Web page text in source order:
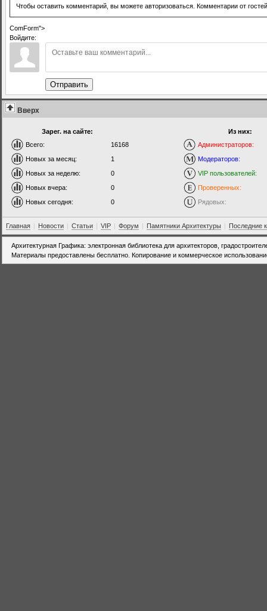
Чтобы оставить комментарий, вы можете авторизоваться. Комментарии от
ComForm">
Войдите:
Отправить
Вверх
Зарег. на сайте:
Всего:
16168
Новых за месяц:
1
Новых за неделю:
0
Новых вчера:
0
Новых сегодня:
0
Из них:
Администраторов:
Модераторов:
VIP пользователей:
Проверенных:
Рядовых:
Главная | Новости | Статьи | VIP | Форум | Памятники Архитектуры | Последние
Архитектурная Графика: электронная библиотека для архитекторов,
Материалы предоставлены бесплатно. Копирование и коммерческое